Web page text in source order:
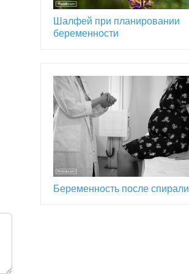
Шалфей при планировании
беременности
Беременность после спирали